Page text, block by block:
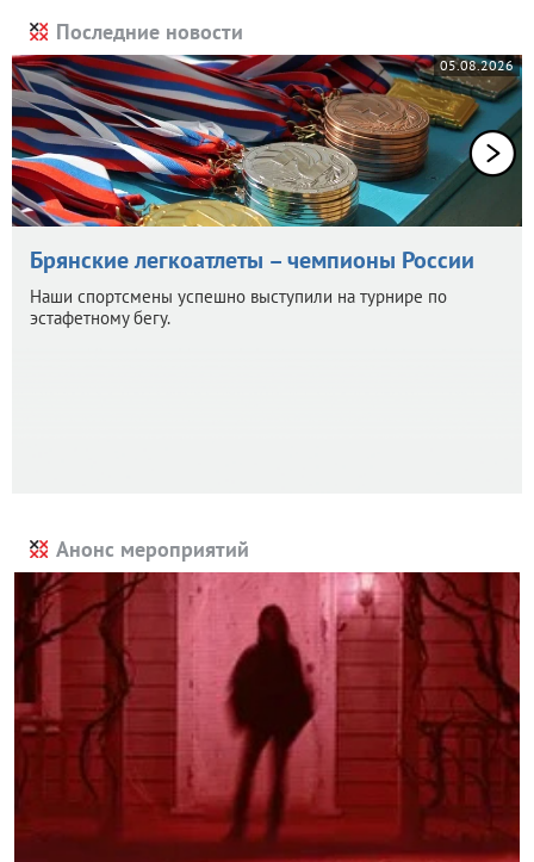
Последние новости
05.08.2026
Брянские легкоатлеты – чемпионы России
Наши спортсмены успешно выступили на турнире по
эстафетному бегу.
Анонс мероприятий